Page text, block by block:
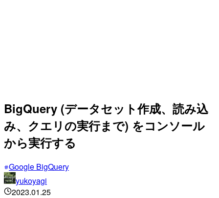
BigQuery (データセット作成、読み込
み、クエリの実行まで) をコンソール
から実行する
Google BigQuery
yukoyagi
2023.01.25